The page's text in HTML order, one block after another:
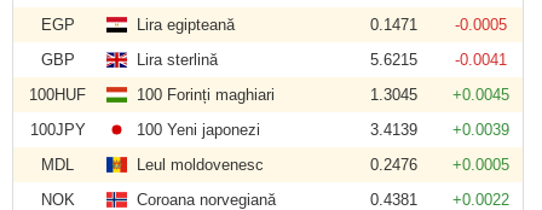
EGP
Lira egipteană 0.1471
-0.0005
GBP
Lira sterlină 5.6215
-0.0041
100HUF
100 Forinți maghiari 1.3045
+0.0045
100JPY
100 Yeni japonezi 3.4139
+0.0039
MDL
Leul moldovenesc 0.2476
+0.0005
NOK
Coroana norvegiană 0.4381
+0.0022